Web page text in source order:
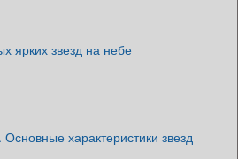
ярких звезд на небе
Основные характеристики звезд